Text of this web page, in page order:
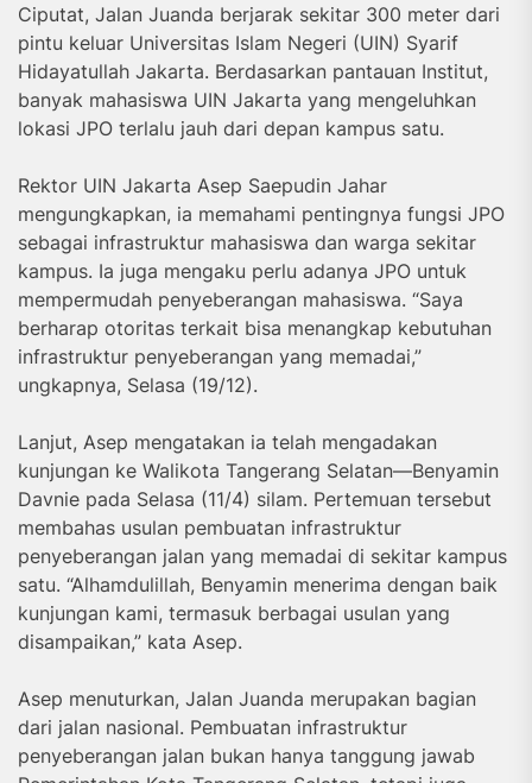
Ciputat, Jalan Juanda berjarak sekitar 300 meter dari
pintu keluar Universitas Islam Negeri (UIN) Syarif
Hidayatullah Jakarta. Berdasarkan pantauan Institut,
banyak mahasiswa UIN Jakarta yang mengeluhkan
lokasi JPO terlalu jauh dari depan kampus satu.
Rektor UIN Jakarta Asep Saepudin Jahar
mengungkapkan, ia memahami pentingnya fungsi JPO
sebagai infrastruktur mahasiswa dan warga sekitar
kampus. Ia juga mengaku perlu adanya JPO untuk
mempermudah penyeberangan mahasiswa. “Saya
berharap otoritas terkait bisa menangkap kebutuhan
infrastruktur penyeberangan yang memadai,”
ungkapnya, Selasa (19/12).
Lanjut, Asep mengatakan ia telah mengadakan
kunjungan ke Walikota Tangerang Selatan—Benyamin
Davnie pada Selasa (11/4) silam. Pertemuan tersebut
membahas usulan pembuatan infrastruktur
penyeberangan jalan yang memadai di sekitar kampus
satu. “Alhamdulillah, Benyamin menerima dengan baik
kunjungan kami, termasuk berbagai usulan yang
disampaikan,” kata Asep.
Asep menuturkan, Jalan Juanda merupakan bagian
dari jalan nasional. Pembuatan infrastruktur
penyeberangan jalan bukan hanya tanggung jawab